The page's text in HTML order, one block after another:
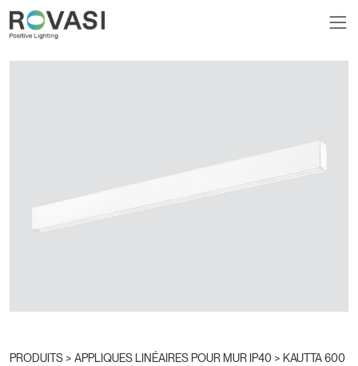
PRODUITS > APPLIQUES LINÉAIRES POUR MUR IP40 > KAUTTA 600